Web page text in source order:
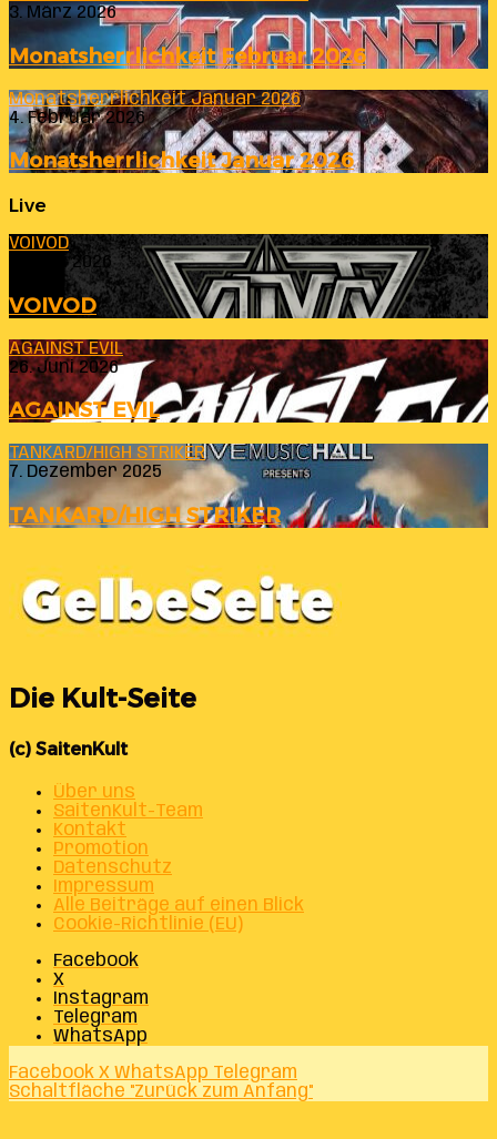
3. März 2026
Monatsherrlichkeit Februar 2026
Monatsherrlichkeit Januar 2026
4. Februar 2026
Monatsherrlichkeit Januar 2026
Live
VOIVOD
23. Juli 2026
VOIVOD
AGAINST EVIL
26. Juni 2026
AGAINST EVIL
TANKARD/HIGH STRIKER
7. Dezember 2025
TANKARD/HIGH STRIKER
Die Kult-Seite
(c) SaitenKult
Über uns
SaitenKult-Team
Kontakt
Promotion
Datenschutz
Impressum
Alle Beiträge auf einen Blick
Cookie-Richtlinie (EU)
Facebook
X
Instagram
Telegram
WhatsApp
Facebook X WhatsApp Telegram
Schaltfläche "Zurück zum Anfang"